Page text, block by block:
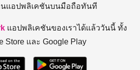
นแอปพลิเคชันบนมือถือทันที
แอปพลิเคชันของเราได้แล้ววันนี้ ทั้ง
Store และ Google Play